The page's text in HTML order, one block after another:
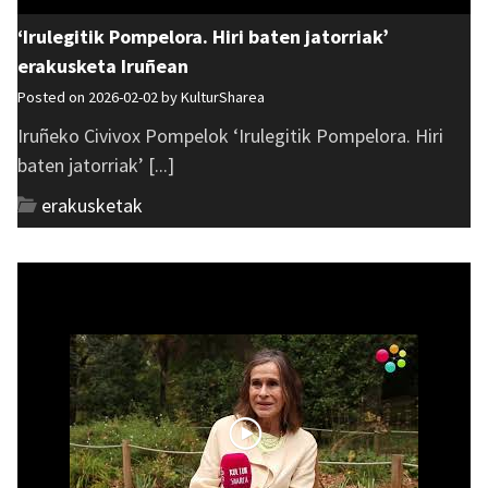
‘Irulegitik Pompelora. Hiri baten jatorriak’
erakusketa Iruñean
Posted on 2026-02-02 byKulturSharea
Iruñeko Civivox Pompelok ‘Irulegitik Pompelora. Hiri
baten jatorriak’ [...]
erakusketak